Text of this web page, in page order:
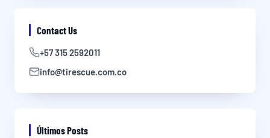
Contact Us
+57 315 2592011
info@tirescue.com.co
Últimos Posts